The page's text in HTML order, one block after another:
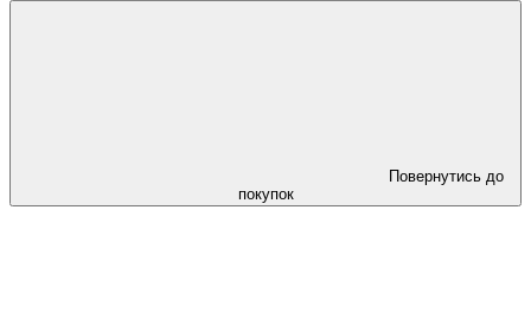
Повернутись до
покупок